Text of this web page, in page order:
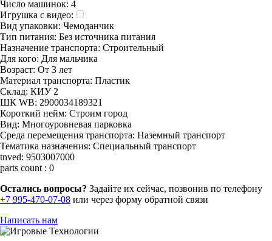
Число машинок: 4
Игрушка с видео:
Вид упаковки: Чемоданчик
Тип питания: Без источника питания
Назначение транспорта: Строительный
Для кого: Для мальчика
Возраст: От 3 лет
Материал транспорта: Пластик
Склад: КИУ 2
ШК WB: 2900034189321
Короткий нейм: Строим город
Вид: Многоуровневая парковка
Среда перемещения транспорта: Наземный транспорт
Тематика назначения: Специальный транспорт
tnved: 9503007000
parts count : 0
Остались вопросы? Задайте их сейчас, позвонив по телефону
+7 995-470-07-08 или через форму обратной связи
Написать нам